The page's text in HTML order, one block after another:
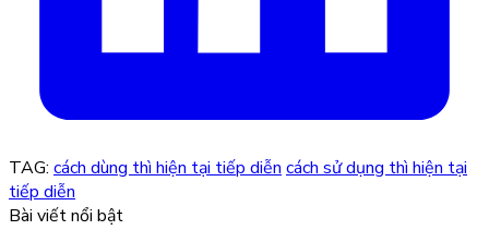
TAG: cách dùng thì hiện tại tiếp diễn cách sử dụng thì hiện tại
tiếp diễn
Bài viết nổi bật